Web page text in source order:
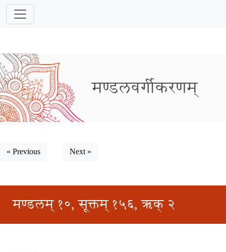
मण्डलवर्गीकरणम्
« Previous Next »
मण्डलम् १०, सूक्तम् १५६, ऋक् २